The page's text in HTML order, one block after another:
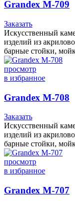
Grandex M-709
Заказать
Искусственный
изделий из
барные стойки,
просмотр
в избранное
Grandex M-708
Заказать
Искусственный
изделий из
барные стойки,
просмотр
в избранное
Grandex M-707